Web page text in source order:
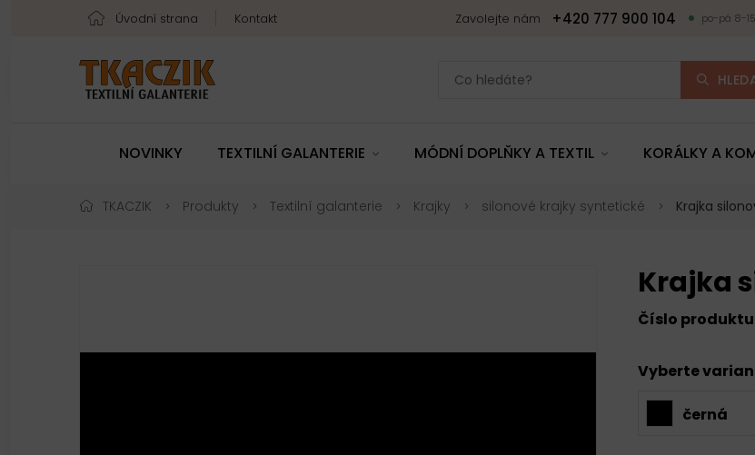
Úvodní strana Kontakt Zavolejte nám +420 777 900 104 po-pá 8-15
NOVINKY TEXTILNÍ GALANTERIE MÓDNÍ DOPLŇKY A TEXTIL KORÁLKY A
TKACZIK Produkty Textilní galanterie Krajky silonové krajky syntetické Krajka
Krajka
Číslo
Vyberte
černá